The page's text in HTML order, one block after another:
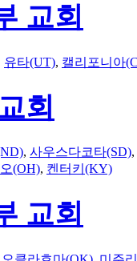
교회
유타(UT), 캘리포니아
회
, 사우스다코타(SD),
(OH), 켄터키(KY)
교회